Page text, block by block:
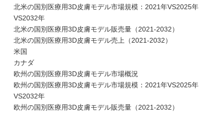
北米の国別医療用3D皮膚モデル市場規模：2021年VS2025年
VS2032年
北米の国別医療用3D皮膚モデル販売量（2021-2032）
北米の国別医療用3D皮膚モデル売上（2021-2032）
米国
カナダ
欧州の国別医療用3D皮膚モデル市場概況
欧州の国別医療用3D皮膚モデル市場規模：2021年VS2025年
VS2032年
欧州の国別医療用3D皮膚モデル販売量（2021-2032）